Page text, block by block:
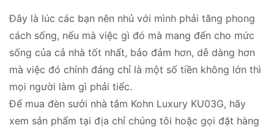
Đây là lúc các bạn nên nhủ với mình phải tăng phong
cách sống, nếu mà việc gì đó mà mang đến cho mức
sống của cả nhà tốt nhất, bảo đảm hơn, dễ dàng hơn
mà việc đó chính đáng chỉ là một số tiền không lớn thì
mọi người làm gì phải tiếc.
Để mua đèn sưởi nhà tắm Kohn Luxury KU03G, hãy
xem sản phẩm tại địa chỉ chúng tôi hoặc gọi đặt hàng